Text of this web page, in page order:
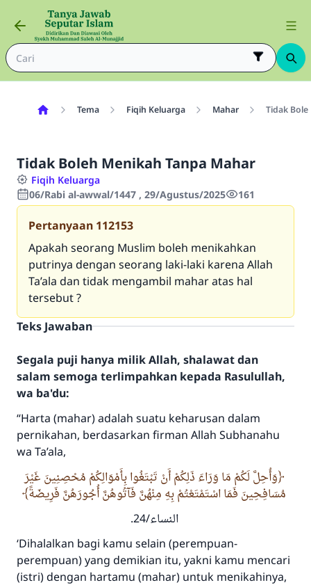
Tema Fiqih Keluarga Mahar Tidak
Tidak Boleh Menikah Tanpa Mahar
Fiqih Keluarga
06/Rabi al-awwal/1447 , 29/Agustus/2025
161
Pertanyaan 112153
Apakah seorang Muslim boleh menikahkan
putrinya dengan seorang laki-laki karena Allah
Ta’ala dan tidak mengambil mahar atas hal
tersebut ?
Teks Jawaban
Segala puji hanya milik Allah, shalawat dan
salam semoga terlimpahkan kepada Rasulullah,
wa ba'du:
“Harta (mahar) adalah suatu keharusan dalam
pernikahan, berdasarkan firman Allah Subhanahu
wa Ta’ala,
وَأُحِلَّ لَكُمْ مَا وَرَاءَ ذَلِكُمْ أَنْ تَبْتَغُوا بِأَمْوَالِكُمْ مُحْصِنِينَ غَيْرَ
مُسَافِحِينَ فَمَا اسْتَمْتَعْتُمْ بِهِ مِنْهُنَّ فَآتُوهُنَّ أُجُورَهُنَّ فَرِيضَةً
النساء/24.
‘Dihalalkan bagi kamu selain (perempuan-
perempuan) yang demikian itu, yakni kamu mencari
(istri) dengan hartamu (mahar) untuk menikahinya,